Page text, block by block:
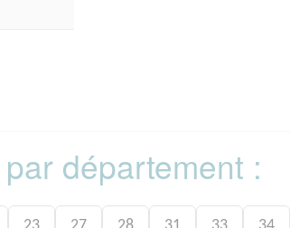
département :